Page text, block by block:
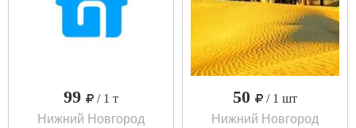
99
/ 1 т
Нижний Новгород
50
/ 1 шт
Нижний Новгород